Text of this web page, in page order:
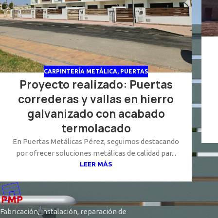
CARPINTERÍA METÁLICA, PUERTAS
Proyecto realizado: Puertas
correderas y vallas en hierro
galvanizado con acabado
termolacado
En Puertas Metálicas Pérez, seguimos destacando
por ofrecer soluciones metálicas de calidad par...
LEER MÁS
Fabricación, instalación, reparación de